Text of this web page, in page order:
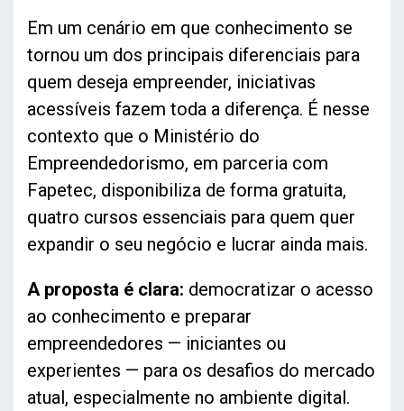
Em um cenário em que conhecimento se
tornou um dos principais diferenciais para
quem deseja empreender, iniciativas
acessíveis fazem toda a diferença. É nesse
contexto que o Ministério do
Empreendedorismo, em parceria com
Fapetec, disponibiliza de forma gratuita,
quatro cursos essenciais para quem quer
expandir o seu negócio e lucrar ainda mais.
A proposta é clara: democratizar o acesso
ao conhecimento e preparar
empreendedores — iniciantes ou
experientes — para os desafios do mercado
atual, especialmente no ambiente digital.